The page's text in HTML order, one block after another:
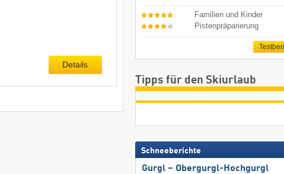
Details
Familien und Kinder
Pistenpräparierung
Tipps für den Skiurlaub
Schneeberichte
Gurgl – Obergurgl-Hochgurgl